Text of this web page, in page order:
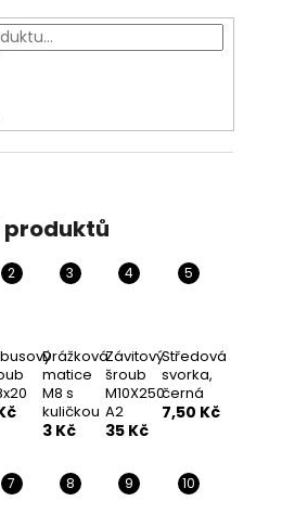
produktů
Drážková
matice
M8 s
kuličkou
3 Kč
Závitový
šroub
M10X250
A2
35 Kč
Středová
svorka,
černá
7,50 Kč